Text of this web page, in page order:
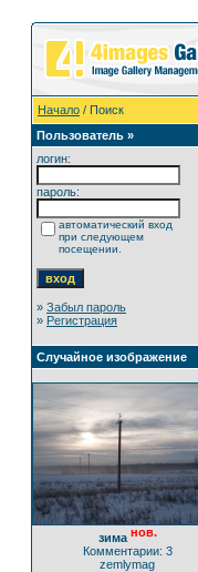
Начало / Поиск
Пользователь »
логин:
пароль:
автоматический вход
при следующем
посещении.
» Забыл пароль
» Регистрация
Случайное изображение
зима нов.
Комментарии: 3
zemlymag